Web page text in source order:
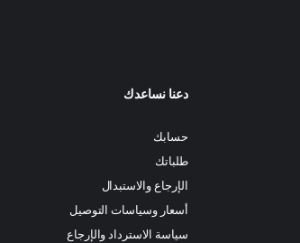
دعنا نساعدك
حسابك
طلباتك
الإرجاع والاستبدال
أسعار وسياسات التوصيل
سياسة الاسترداد والإرجاع